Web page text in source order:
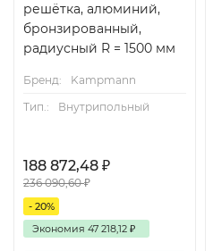
решётка, алюминий,
бронзированный,
радиусный R = 1500 мм
Бренд:
Kampmann
Тип.:
Внутрипольный
188 872,48 ₽
236 090,60₽
- 20%
Экономия 47 218,12 ₽